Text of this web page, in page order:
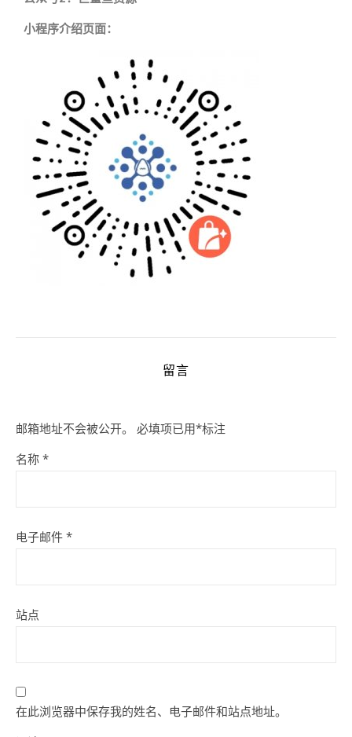
小程序介绍页面：
留言
邮箱地址不会被公开。 必填项已用*标注
名称 *
电子邮件 *
站点
在此浏览器中保存我的姓名、电子邮件和站点地址。